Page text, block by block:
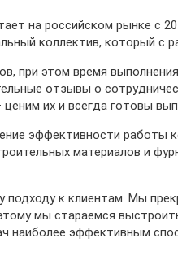
на российском рынке с
коллектив, который с
при этом время
отзывы о
их и всегда готовы
эффективности работы
материалов и
к клиентам. Мы
мы стараемся
наиболее эффективным